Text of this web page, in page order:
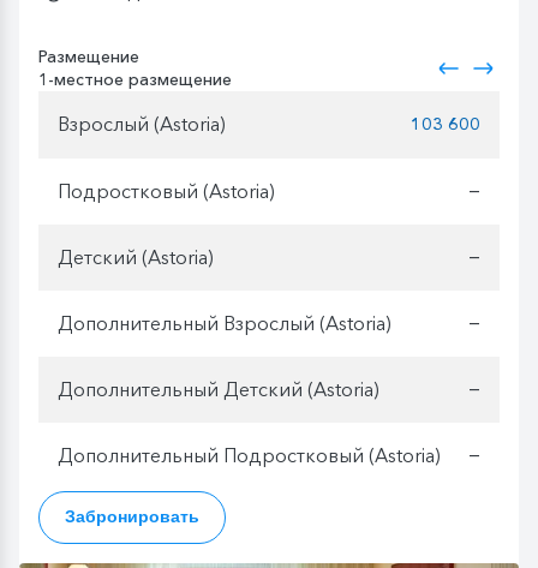
Размещение
1-местное размещение
Взрослый (Astoria) 103 600
Подростковый (Astoria) —
Детский (Astoria) —
Дополнительный Взрослый (Astoria) —
Дополнительный Детский (Astoria) —
Дополнительный Подростковый (Astoria) —
Забронировать